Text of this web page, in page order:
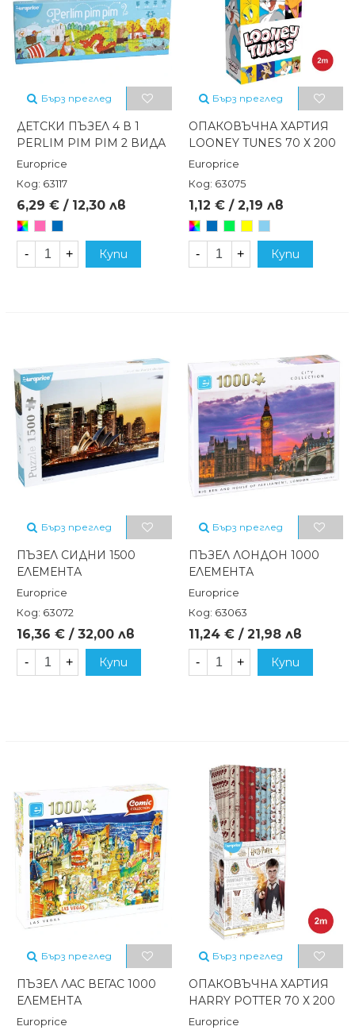
Бърз преглед
ДЕТСКИ ПЪЗЕЛ 4 В 1
PERLIM PIM PIM 2 ВИДА
Europrice
Код: 63117
6,29 € / 12,30 лв
Произволен/
микс
- + Купи
Бърз преглед
ОПАКОВЪЧНА ХАРТИЯ
LOONEY TUNES 70 Х 200
Europrice
Код: 63075
1,12 € / 2,19 лв
Произволен/
микс
- + Купи
Бърз преглед
ПЪЗЕЛ СИДНИ 1500
ЕЛЕМЕНТА
Europrice
Код: 63072
16,36 € / 32,00 лв
- + Купи
Бърз преглед
ПЪЗЕЛ ЛОНДОН 1000
ЕЛЕМЕНТА
Europrice
Код: 63063
11,24 € / 21,98 лв
- + Купи
Бърз преглед
ПЪЗЕЛ ЛАС ВЕГАС 1000
ЕЛЕМЕНТА
Europrice
Бърз преглед
ОПАКОВЪЧНА ХАРТИЯ
HARRY POTTER 70 Х 200
Europrice